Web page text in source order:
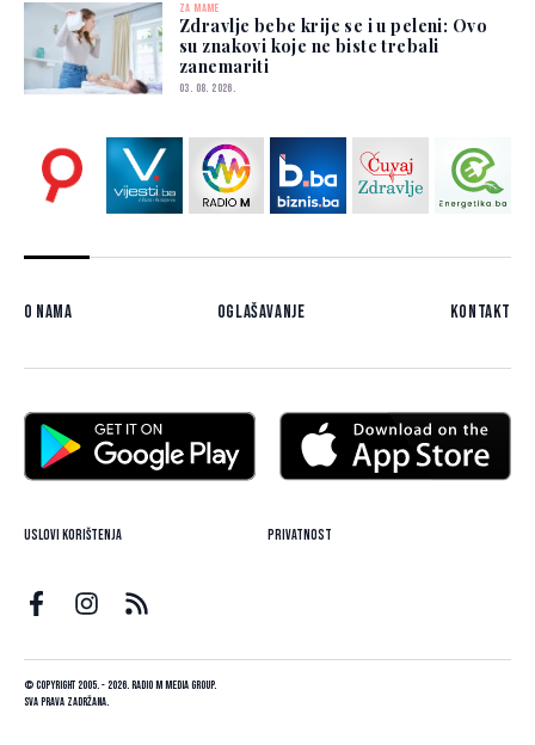
ZA MAME
Zdravlje bebe krije se i u peleni: Ovo
su znakovi koje ne biste trebali
zanemariti
03. 08. 2026.
O nama Oglašavanje Kontakt
Uslovi korištenja Privatnost
© Copyright 2005. - 2026. Radio M Media Group.
Sva prava zadržana.